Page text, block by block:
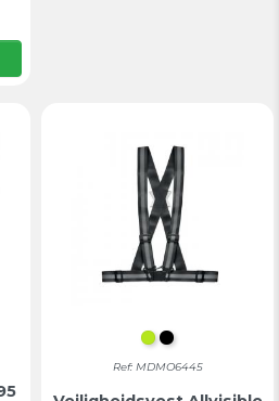
ZWART
Ref: MDMO6445